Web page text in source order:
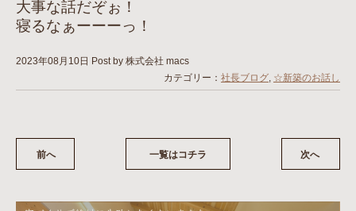
大事な話だぞぉ！
寝るなぁーーーっ！
2023年08月10日 Post by 株式会社 macs
カテゴリー： 社長ブログ ☆新築のお話し
前へ 一覧はコチラ 次へ